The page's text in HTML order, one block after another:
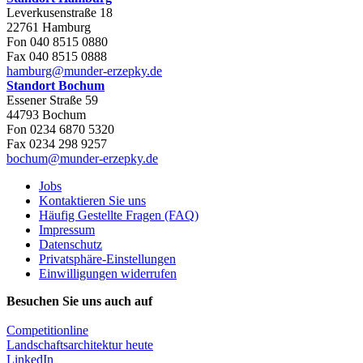
Leverkusenstraße 18
22761 Hamburg
Fon 040 8515 0880
Fax 040 8515 0888
hamburg@munder-erzepky.de
Standort Bochum
Essener Straße 59
44793 Bochum
Fon 0234 6870 5320
Fax 0234 298 9257
bochum@munder-erzepky.de
Jobs
Kontaktieren Sie uns
Häufig Gestellte Fragen (FAQ)
Impressum
Datenschutz
Privatsphäre-Einstellungen
Einwilligungen widerrufen
Besuchen Sie uns auch auf
Competitionline
Landschaftsarchitektur heute
LinkedIn